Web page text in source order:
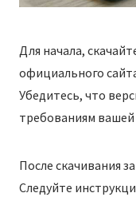
Для начала,
официального
Убедитесь, что
требованиям
После скачивания
Следуйте